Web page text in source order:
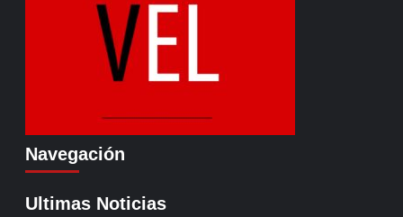
Navegación
Ultimas Noticias